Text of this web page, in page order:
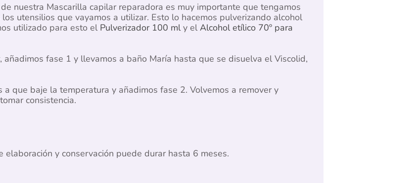
nuestra Mascarilla capilar reparadora es muy importante que tengamos
utensilios que vayamos a utilizar. Esto lo hacemos pulverizando alcohol
utilizado para esto el Pulverizador 100 mly elAlcohol etílico 70º para
añadimos fase 1 y llevamos a baño María hasta que se disuelva el Viscolid,
a que baje la temperatura y añadimos fase 2. Volvemos a remover y
consistencia.
elaboración y conservación puede durar hasta 6 meses.